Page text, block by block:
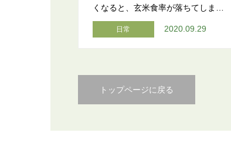
くなると、玄米食率が落ちてしま…
日常 2020.09.29
トップページに戻る